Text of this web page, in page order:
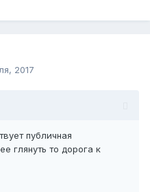
2017
публичная
глянуть то дорога к